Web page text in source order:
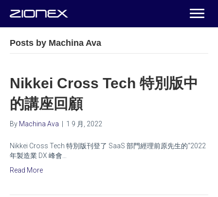
Posts by Machina Ava
Nikkei Cross Tech 特別版中
的講座回顧
By Machina Ava 1 9 月, 2022
Nikkei Cross Tech 特別版刊登了 SaaS 部門經理前原先生的“2022
年製造業 DX 峰會…
Read More